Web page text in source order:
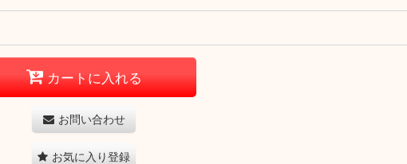
カートに入れる
お問い合わせ
お気に入り登録